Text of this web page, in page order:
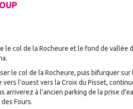
le col de la Rocheure et le fond de vallée
le col de la Rocheure, puis bifurquer
vers l’ouest vers la Croix du Pisset,
arriverez à l’ancien parking de la prise
Fours.